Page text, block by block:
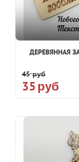
ДЕРЕВЯННАЯ
45 руб
35 руб